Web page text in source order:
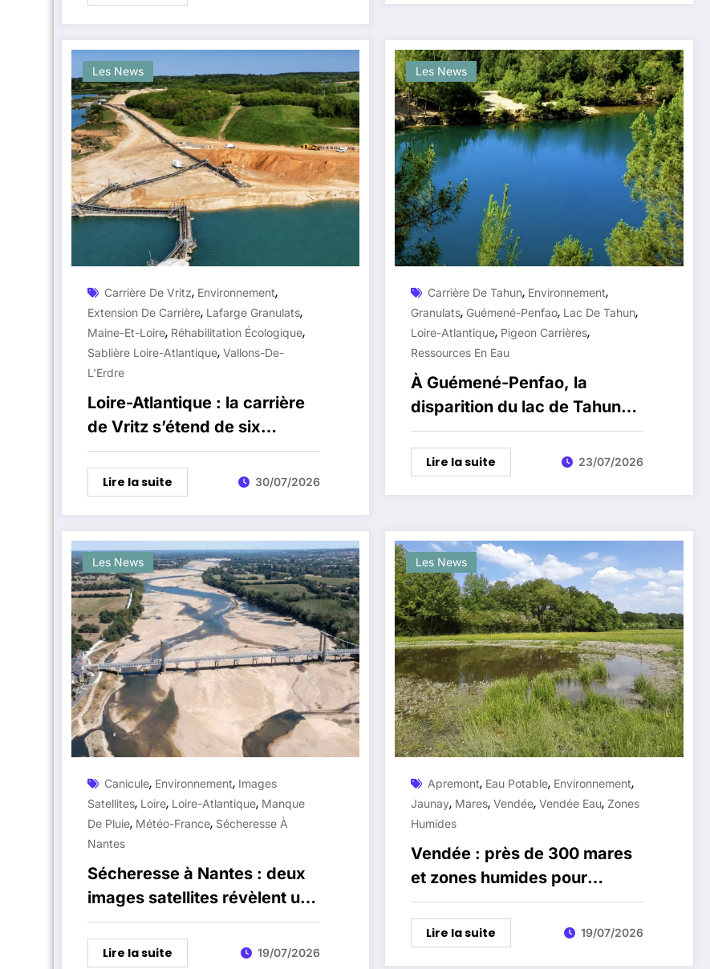
Les News
Carrière De Vritz, Environnement,
Extension De Carrière, Lafarge Granulats,
Maine-Et-Loire, Réhabilitation Écologique,
Sablière Loire-Atlantique, Vallons-De-
L’Erdre
Loire-Atlantique : la carrière
de Vritz s’étend de six
hectares près du Maine-et-
Loire
Lire la suite 30/07/2026
Les News
Carrière De Tahun, Environnement,
Granulats, Guémené-Penfao, Lac De Tahun,
Loire-Atlantique, Pigeon Carrières,
Ressources En Eau
À Guémené-Penfao, la
disparition du lac de Tahun
inquiète les opposants à la
carrière
Lire la suite 23/07/2026
Les News
Canicule, Environnement, Images
Satellites, Loire, Loire-Atlantique, Manque
De Pluie, Météo-France, Sécheresse À
Nantes
Sécheresse à Nantes : deux
images satellites révèlent un
paysage transformé en
quelques semaines
Lire la suite 19/07/2026
Les News
Apremont, Eau Potable, Environnement,
Jaunay, Mares,Vendée,Vendée Eau,Zones
Humides
Vendée : près de 300 mares
et zones humides pour
protéger l’eau potable d’ici
2027
Lire la suite 19/07/2026